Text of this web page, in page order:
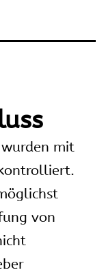
mit
von